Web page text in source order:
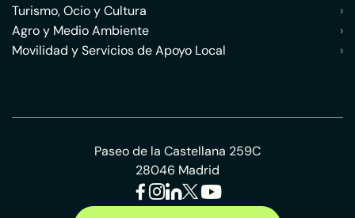
Turismo, Ocio y Cultura
›
Agro y Medio Ambiente
›
Movilidad y Servicios de Apoyo Local
›
Paseo de la Castellana 259C
28046 Madrid